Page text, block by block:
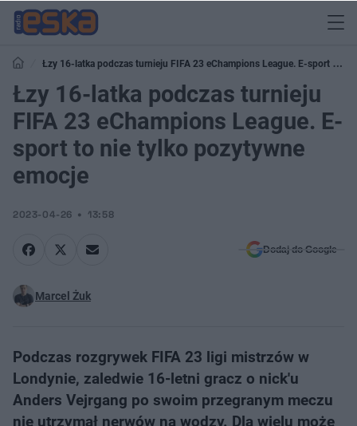
Łzy 16-latka podczas turnieju FIFA 23 eChampions League. E-sport to
nie tylko pozytywne emocje
Łzy 16-latka podczas turnieju
FIFA 23 eChampions League. E-
sport to nie tylko pozytywne
emocje
2023-04-26 13:58
Dodaj do Google
Marcel Żuk
Podczas rozgrywek FIFA 23 ligi mistrzów w
Londynie, zaledwie 16-letni gracz o nick'u
Anders Vejrgang po swoim przegranym meczu
nie utrzymał nerwów na wodzy. Dla wielu może